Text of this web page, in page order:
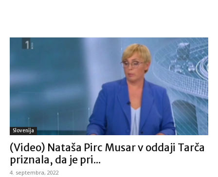
Slovenija
(Video) Nataša Pirc Musar v oddaji Tarča
priznala, da je pri...
4. septembra, 2022